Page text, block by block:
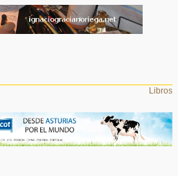
Libros